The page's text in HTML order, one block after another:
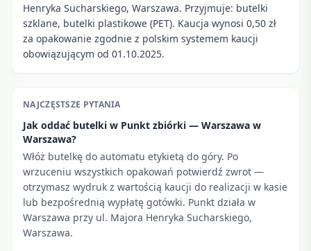
Henryka Sucharskiego, Warszawa. Przyjmuje: butelki
szklane, butelki plastikowe (PET). Kaucja wynosi 0,50 zł
za opakowanie zgodnie z polskim systemem kaucji
obowiązującym od 01.10.2025.
NAJCZĘSTSZE PYTANIA
Jak oddać butelki w Punkt zbiórki — Warszawa w
Warszawa?
Włóż butelkę do automatu etykietą do góry. Po
wrzuceniu wszystkich opakowań potwierdź zwrot —
otrzymasz wydruk z wartością kaucji do realizacji w kasie
lub bezpośrednią wypłatę gotówki. Punkt działa w
Warszawa przy ul. Majora Henryka Sucharskiego,
Warszawa.